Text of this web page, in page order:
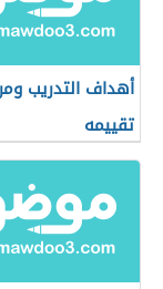
أهداف التدريب
تقييمه